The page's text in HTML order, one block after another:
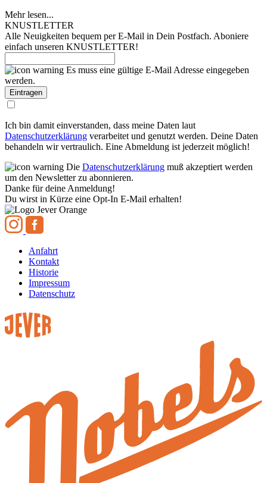
Mehr lesen...
KNUSTLETTER
Alle Neuigkeiten bequem per E-Mail in Dein Postfach. Aboniere
einfach unseren KNUSTLETTER!
Es muss eine gültige E-Mail Adresse eingegeben
werden.
Ich bin damit einverstanden, dass meine Daten laut
Datenschutzerklärung verarbeitet und genutzt werden. Deine Daten
behandeln wir vertraulich. Eine Abmeldung ist jederzeit möglich!
Die Datenschutzerklärung muß akzeptiert werden
um den Newsletter zu abonnieren.
Danke für deine Anmeldung!
Du wirst in Kürze eine Opt-In E-Mail erhalten!
Anfahrt
Kontakt
Historie
Impressum
Datenschutz